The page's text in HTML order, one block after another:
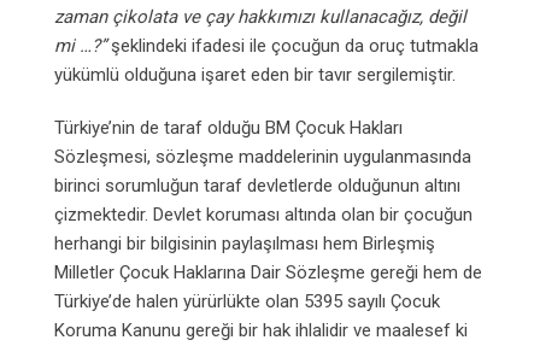
zaman çikolata ve çay hakkımızı kullanacağız, değil
mi …?”şeklindeki ifadesi ile çocuğun da oruç tutmakla
yükümlü olduğuna işaret eden bir tavır sergilemiştir.
Türkiye’nin de taraf olduğu BM Çocuk Hakları
Sözleşmesi, sözleşme maddelerinin uygulanmasında
birinci sorumluğun taraf devletlerde olduğunun altını
çizmektedir. Devlet koruması altında olan bir çocuğun
herhangi bir bilgisinin paylaşılması hem Birleşmiş
Milletler Çocuk Haklarına Dair Sözleşme gereği hem de
Türkiye’de halen yürürlükte olan 5395 sayılı Çocuk
Koruma Kanunu gereği bir hak ihlalidir ve maalesef ki